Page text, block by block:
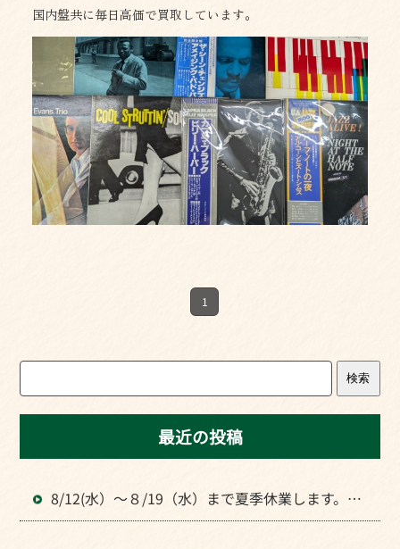
国内盤共に毎日高価で買取しています。
1
検索
最近の投稿
8/12(水）～８/19（水）まで夏季休業します。よ
ろしくお願いいたします。